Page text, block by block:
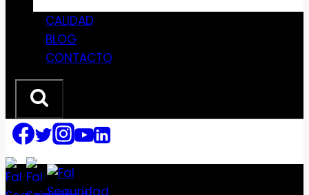
CALIDAD
BLOG
CONTACTO